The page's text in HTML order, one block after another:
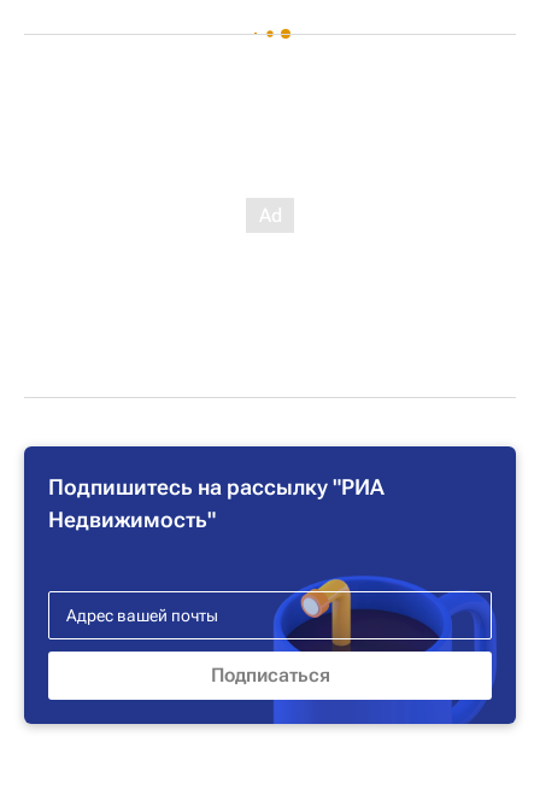
Подпишитесь на рассылку "РИА
Недвижимость"